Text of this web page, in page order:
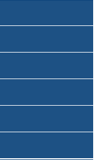
Kochanowska